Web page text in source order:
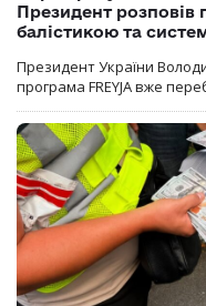
Президент розповів
балістикою та
Президент України
програма FREYJA вже